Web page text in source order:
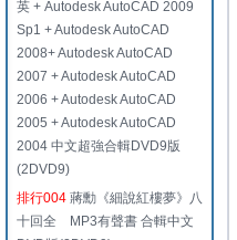
英 + Autodesk AutoCAD 2009
Sp1 + Autodesk AutoCAD
2008+ Autodesk AutoCAD
2007 + Autodesk AutoCAD
2006 + Autodesk AutoCAD
2005 + Autodesk AutoCAD
2004 中文超強合輯DVD9版
(2DVD9)
排行004 蔣勳《細說紅樓夢》八
十回全 MP3有聲書 合輯中文